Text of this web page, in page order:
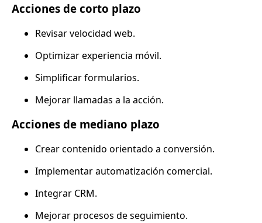
Acciones de corto plazo
Revisar velocidad web.
Optimizar experiencia móvil.
Simplificar formularios.
Mejorar llamadas a la acción.
Acciones de mediano plazo
Crear contenido orientado a conversión.
Implementar automatización comercial.
Integrar CRM.
Mejorar procesos de seguimiento.